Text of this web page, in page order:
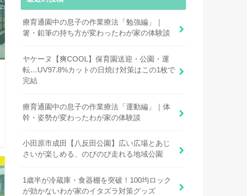
療育通園中の息子の作業療法「勉強編」｜
箸・鉛筆の持ち方が変わったわが家の体験談
ヤケーヌ【爽COOL】保育園送迎・公園・運
転…UV97.8%カットの日焼け対策はこの1枚で
完結
療育通園中の息子の作業療法「運動編」｜体
幹・姿勢が変わったわが家の体験談
小田原市成田【八反田公園】広い広場とあじ
さいが楽しめる、のびのび走れる地域公園
1歳半が冷蔵庫・食器棚を突破！100均ロック
が効かないわが家のイタズラ対策グッズ